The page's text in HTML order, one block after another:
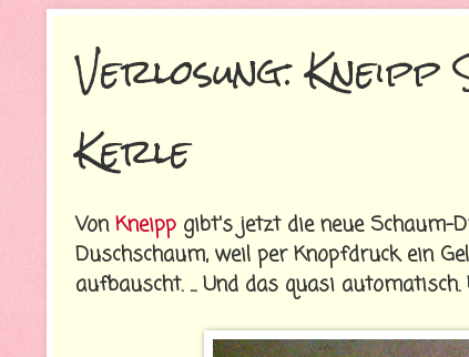
Verlosung: Kneipp
Kerle
VonKneipp gibt's jetzt die neue Schaum-
Duschschaum, weil per Knopfdruck ein
aufbauscht. ... Und das quasi